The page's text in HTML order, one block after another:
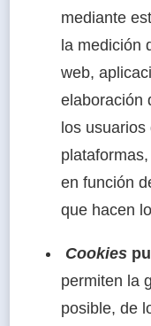
mediante
la medición
web,
elaboración
los
en función
que hacen
Cookies
permiten la
posible, de